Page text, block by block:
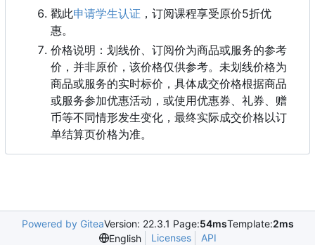
戳此申请学生认证 ， 订阅课程享受原价5折优
惠。
价格说明：划线价、订阅价为商品或服务的参考
价，并非原价，该价格仅供参考。未划线价格为
商品或服务的实时标价，具体成交价格根据商品
或服务参加优惠活动，或使用优惠券、礼券、赠
币等不同情形发生变化，最终实际成交价格以订
单结算页价格为准。
Powered by GiteaVersion: 22.3.1 Page:54msTemplate:2ms
English
Licenses API